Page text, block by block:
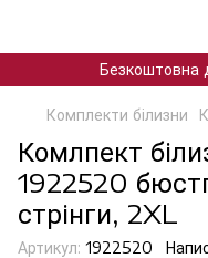
Безкоштовна
Комплекти білизни
Комлпект
1922520
стрінги, 2XL
Артикул: 1922520